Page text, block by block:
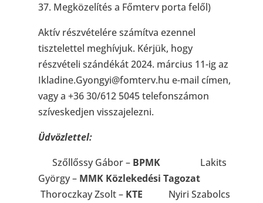
37. Megközelítés a Főmterv porta felől)
Aktív részvételére számítva ezennel
tisztelettel meghívjuk. Kérjük, hogy
részvételi szándékát 2024. március 11-ig az
Ikladine.Gyongyi@fomterv.hu e-mail címen,
vagy a +36 30/612 5045 telefonszámon
szíveskedjen visszajelezni.
Üdvözlettel:
Szőllőssy Gábor – BPMKLakits
György – MMK Közlekedési Tagozat
Thoroczkay Zsolt – KTE
Nyiri Szabolcs